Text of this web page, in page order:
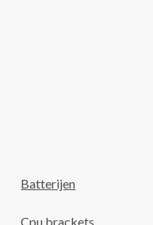
Batterijen
Cpu brackets